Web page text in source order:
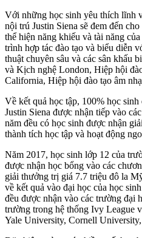
Với những học sinh yêu thích lĩnh
nội trú Justin Siena sẽ đem đến
thể hiện năng khiếu và tài năng
trình hợp tác đào tạo và biểu diễn
thuật chuyên sâu và các sân khấu
và Kịch nghệ London, Hiệp hội
California, Hiệp hội đào tạo âm
Về kết quả học tập, 100% học
Justin Siena được nhận tiếp vào
năm đều có học sinh được nhận
thành tích học tập và hoạt động
Năm 2017, học sinh lớp 12 của
được nhận học bổng vào các
giải thưởng trị giá 7.7 triệu đô la
về kết quả vào đại học của học
đều được nhận vào các trường đại
trường trong hệ thống Ivy League
Yale University, Cornell